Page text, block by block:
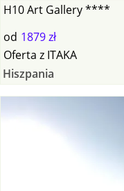
H10 Art Gallery ****
od 1879 zł
Oferta z ITAKA
Hiszpania